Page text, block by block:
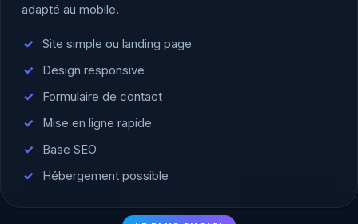
adapté au mobile.
Site simple ou landing page
Design responsive
Formulaire de contact
Mise en ligne rapide
Base SEO
Hébergement possible